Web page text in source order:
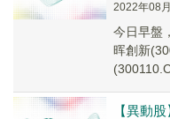
2022年08
今日早盤
晖創新
【異動